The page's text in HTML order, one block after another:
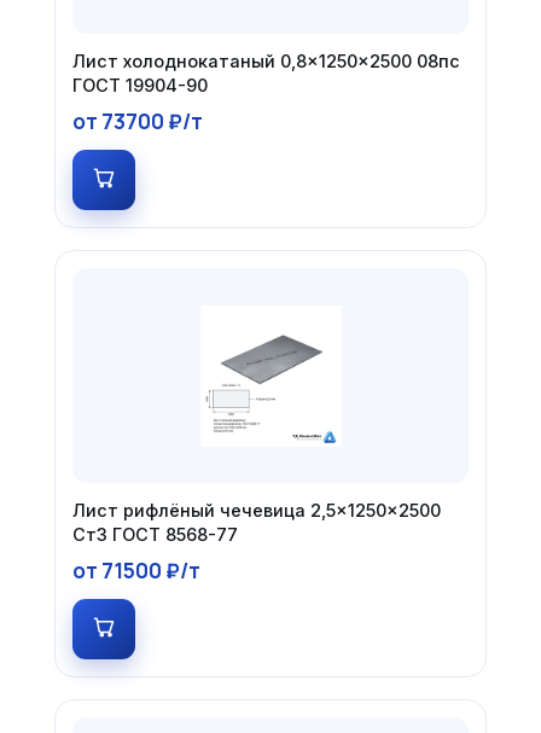
Лист холоднокатаный 0,8×1250×2500 08пс
ГОСТ 19904-90
от 73700 ₽/т
Лист рифлёный чечевица 2,5×1250×2500
Ст3 ГОСТ 8568-77
от 71500 ₽/т